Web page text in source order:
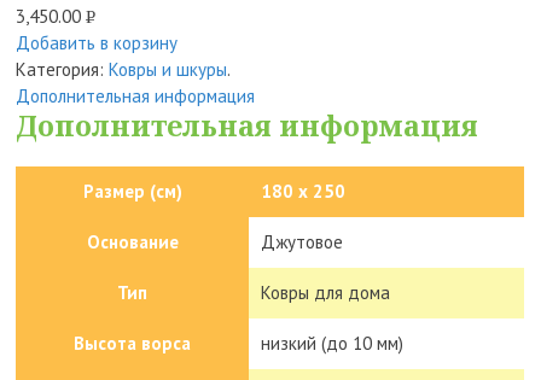
3,450.00Р
УБ.
Добавить в корзину
Категория:Ковры и шкуры.
Дополнительная информация
Дополнительная информация
Размер (см) 180 x 250
Основание Джутовое
Тип Ковры для дома
Высота ворса низкий (до 10 мм)